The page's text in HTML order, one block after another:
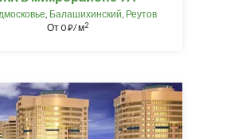
, Балашихинский, Реутов
От0⃏/ м2